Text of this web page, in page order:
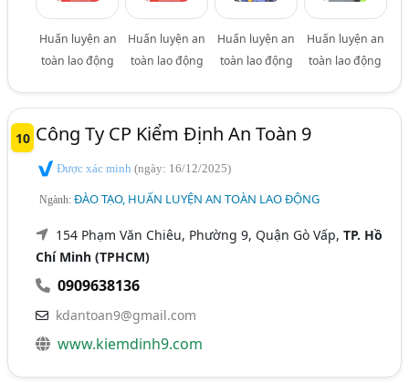
Huấn luyện an
toàn lao động
Huấn luyện an
toàn lao động
Huấn luyện an
toàn lao động
Huấn luyện an
toàn lao động
10 Công Ty CP Kiểm Định An Toàn 9
Được xác minh(ngày: 16/12/2025)
Ngành:ĐÀO TẠO, HUẤN LUYỆN AN TOÀN LAO ĐỘNG
154 Phạm Văn Chiêu, Phường 9, Quận Gò Vấp,TP. Hồ
Chí Minh (TPHCM)
0909638136
kdantoan9@gmail.com
www.kiemdinh9.com